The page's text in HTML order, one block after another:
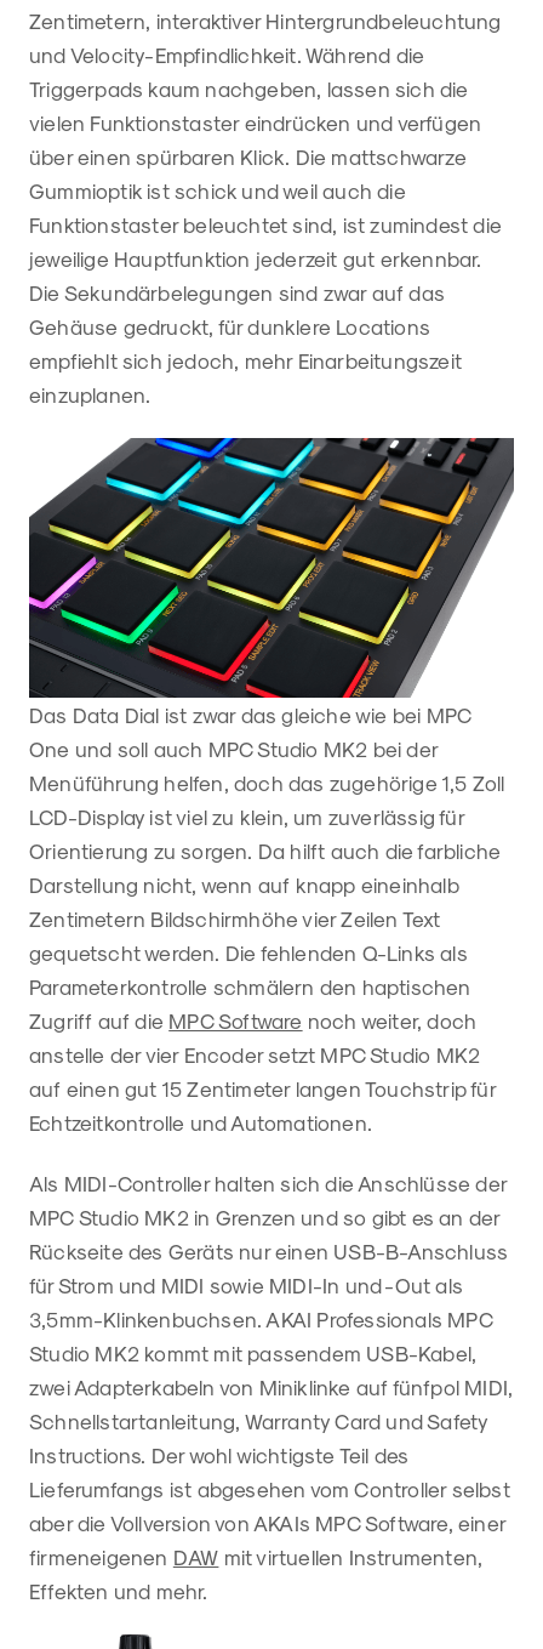
Zentimetern, interaktiver Hintergrundbeleuchtung
und Velocity-Empfindlichkeit. Während die
Triggerpads kaum nachgeben, lassen sich die
vielen Funktionstaster eindrücken und verfügen
über einen spürbaren Klick. Die mattschwarze
Gummioptik ist schick und weil auch die
Funktionstaster beleuchtet sind, ist zumindest die
jeweilige Hauptfunktion jederzeit gut erkennbar.
Die Sekundärbelegungen sind zwar auf das
Gehäuse gedruckt, für dunklere Locations
empfiehlt sich jedoch, mehr Einarbeitungszeit
einzuplanen.
Das Data Dial ist zwar das gleiche wie bei MPC
One und soll auch MPC Studio MK2 bei der
Menüführung helfen, doch das zugehörige 1,5 Zoll
LCD-Display ist viel zu klein, um zuverlässig für
Orientierung zu sorgen. Da hilft auch die farbliche
Darstellung nicht, wenn auf knapp eineinhalb
Zentimetern Bildschirmhöhe vier Zeilen Text
gequetscht werden. Die fehlenden Q-Links als
Parameterkontrolle schmälern den haptischen
Zugriff auf die MPC Software noch weiter, doch
anstelle der vier Encoder setzt MPC Studio MK2
auf einen gut 15 Zentimeter langen Touchstrip für
Echtzeitkontrolle und Automationen.
Als MIDI-Controller halten sich die Anschlüsse der
MPC Studio MK2 in Grenzen und so gibt es an der
Rückseite des Geräts nur einen USB-B-Anschluss
für Strom und MIDI sowie MIDI-In und -Out als
3,5mm-Klinkenbuchsen. AKAI Professionals MPC
Studio MK2 kommt mit passendem USB-Kabel,
zwei Adapterkabeln von Miniklinke auf fünfpol MIDI,
Schnellstartanleitung, Warranty Card und Safety
Instructions. Der wohl wichtigste Teil des
Lieferumfangs ist abgesehen vom Controller selbst
aber die Vollversion von AKAIs MPC Software, einer
firmeneigenen DAW mit virtuellen Instrumenten,
Effekten und mehr.